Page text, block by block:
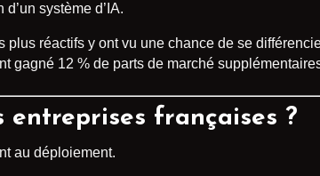
système d’IA.
plus réactifs y ont vu une chance de se
gagné 12 % de parts de marché
entreprises françaises ?
au déploiement.